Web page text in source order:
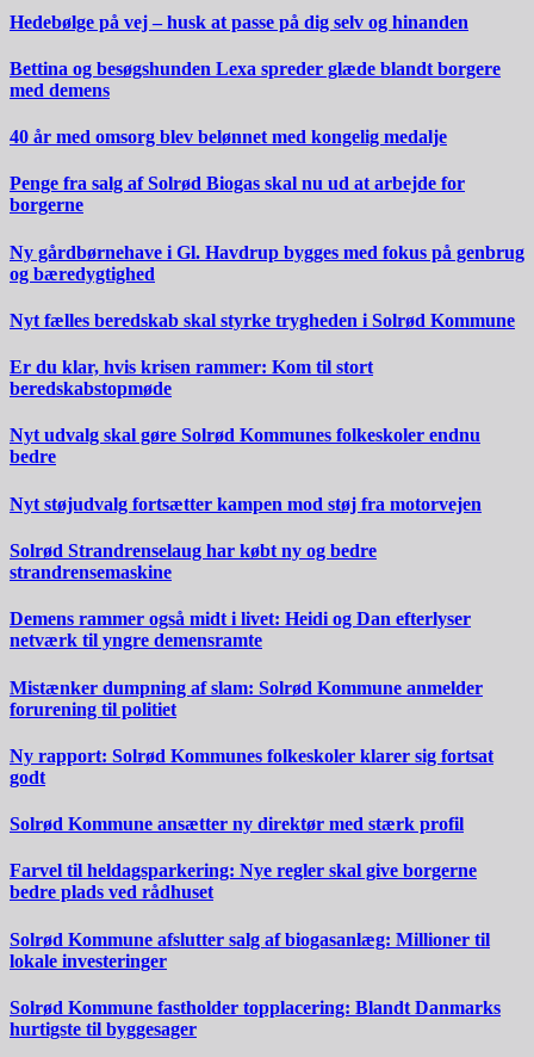
Hedebølge på vej – husk at passe på dig selv og hinanden
Bettina og besøgshunden Lexa spreder glæde blandt borgere
med demens
40 år med omsorg blev belønnet med kongelig medalje
Penge fra salg af Solrød Biogas skal nu ud at arbejde for
borgerne
Ny gårdbørnehave i Gl. Havdrup bygges med fokus på genbrug
og bæredygtighed
Nyt fælles beredskab skal styrke trygheden i Solrød Kommune
Er du klar, hvis krisen rammer: Kom til stort
beredskabstopmøde
Nyt udvalg skal gøre Solrød Kommunes folkeskoler endnu
bedre
Nyt støjudvalg fortsætter kampen mod støj fra motorvejen
Solrød Strandrenselaug har købt ny og bedre
strandrensemaskine
Demens rammer også midt i livet: Heidi og Dan efterlyser
netværk til yngre demensramte
Mistænker dumpning af slam: Solrød Kommune anmelder
forurening til politiet
Ny rapport: Solrød Kommunes folkeskoler klarer sig fortsat
godt
Solrød Kommune ansætter ny direktør med stærk profil
Farvel til heldagsparkering: Nye regler skal give borgerne
bedre plads ved rådhuset
Solrød Kommune afslutter salg af biogasanlæg: Millioner til
lokale investeringer
Solrød Kommune fastholder topplacering: Blandt Danmarks
hurtigste til byggesager